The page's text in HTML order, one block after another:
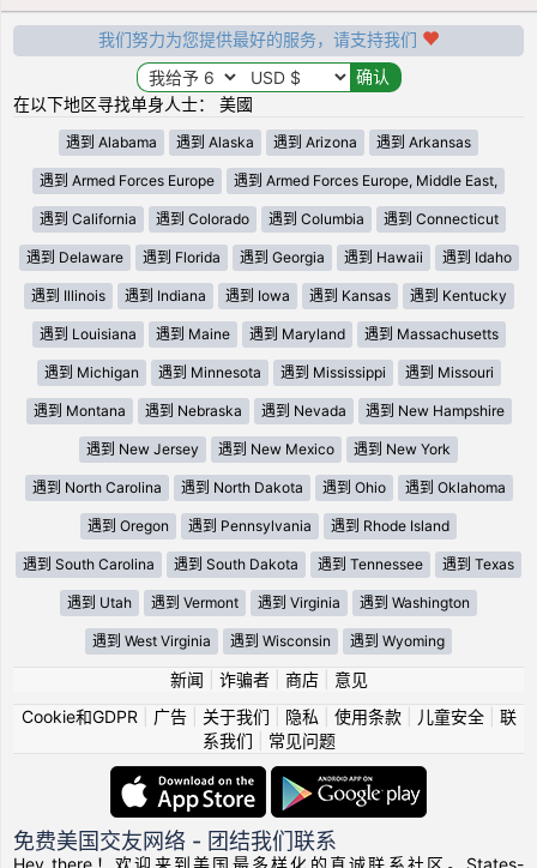
我们努力为您提供最好的服务，请支持我们
在以下地区寻找单身人士： 美國
遇到 Alabama 遇到 Alaska 遇到 Arizona 遇到 Arkansas
遇到 Armed Forces Europe 遇到 Armed Forces Europe, Middle East,
遇到 California 遇到 Colorado 遇到 Columbia 遇到 Connecticut
遇到 Delaware 遇到 Florida 遇到 Georgia 遇到 Hawaii 遇到 Idaho
遇到 Illinois 遇到 Indiana 遇到 Iowa 遇到 Kansas 遇到 Kentucky
遇到 Louisiana 遇到 Maine 遇到 Maryland 遇到 Massachusetts
遇到 Michigan 遇到 Minnesota 遇到 Mississippi 遇到 Missouri
遇到 Montana 遇到 Nebraska 遇到 Nevada 遇到 New Hampshire
遇到 New Jersey 遇到 New Mexico 遇到 New York
遇到 North Carolina 遇到 North Dakota 遇到 Ohio 遇到 Oklahoma
遇到 Oregon 遇到 Pennsylvania 遇到 Rhode Island
遇到 South Carolina 遇到 South Dakota 遇到 Tennessee 遇到 Texas
遇到 Utah 遇到 Vermont 遇到 Virginia 遇到 Washington
遇到 West Virginia 遇到 Wisconsin 遇到 Wyoming
新闻 诈骗者| 商店| 意见
Cookie和GDPR
广告| 关于我们 隐私 使用条款| 儿童安全| 联
系我们
常见问题
免费美国交友网络 - 团结我们联系
Hey there！欢迎来到美国最多样化的真诚联系社区。States-